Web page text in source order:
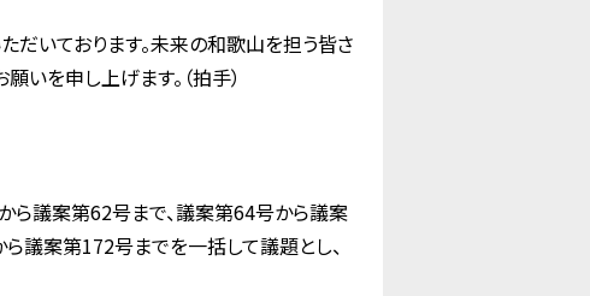
いております。未来の和歌山を担う皆さ
いを申し上げます。（拍手）
ら議案第62号まで、議案第64号から議案
議案第172号までを一括して議題とし、